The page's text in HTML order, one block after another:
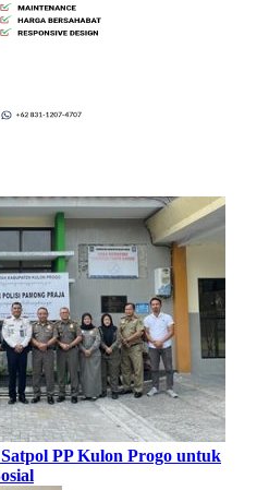
PP Kulon Progo untuk